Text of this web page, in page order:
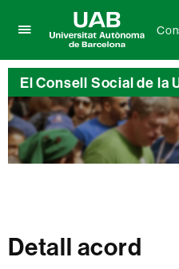
per
desplegar
el
menú
de
Consell
Social
Universitat
Autònoma
de
Barcelona
El Consell Social de la
Detall acord